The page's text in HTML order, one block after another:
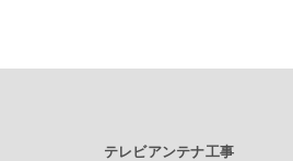
テレビアンテナ工事